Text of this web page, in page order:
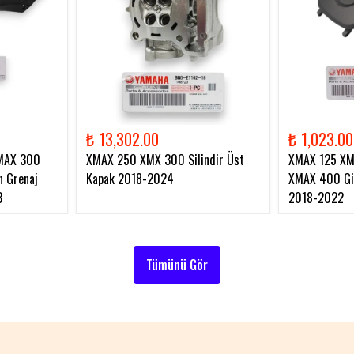
300
Grenaj
₺ 13,302.00
XMAX 250 XMX 300 Silindir Üst
Kapak 2018-2024
₺ 1,023.00
XMAX 125
XMAX 400
2018-2022
Tümünü Gör